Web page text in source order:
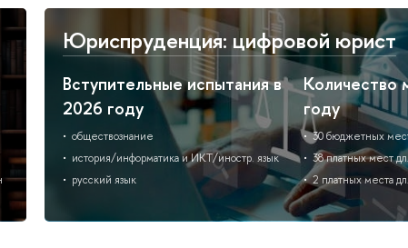
Юриспруденция: цифровой юрист
Вступительные испытания в
2026 году
обществознание
история/информатика и ИКТ/иностр. язык
русский язык
Количество
году
30 бюджетных
38 платных мест
2 платных места